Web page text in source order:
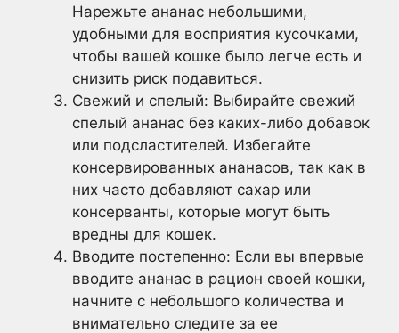
Нарежьте ананас небольшими,
удобными для восприятия кусочками,
чтобы вашей кошке было легче есть и
снизить риск подавиться.
Свежий и спелый: Выбирайте свежий
спелый ананас без каких-либо добавок
или подсластителей. Избегайте
консервированных ананасов, так как в
них часто добавляют сахар или
консерванты, которые могут быть
вредны для кошек.
Вводите постепенно: Если вы впервые
вводите ананас в рацион своей кошки,
начните с небольшого количества и
внимательно следите за ее